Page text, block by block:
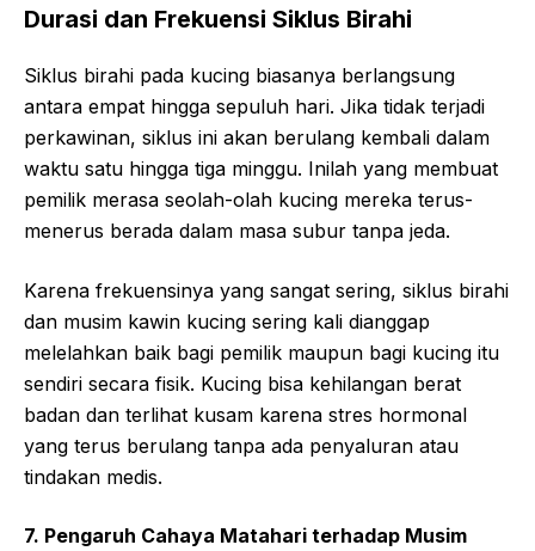
Durasi dan Frekuensi Siklus Birahi
Siklus birahi pada kucing biasanya berlangsung
antara empat hingga sepuluh hari. Jika tidak terjadi
perkawinan, siklus ini akan berulang kembali dalam
waktu satu hingga tiga minggu. Inilah yang membuat
pemilik merasa seolah-olah kucing mereka terus-
menerus berada dalam masa subur tanpa jeda.
Karena frekuensinya yang sangat sering, siklus birahi
dan musim kawin kucing sering kali dianggap
melelahkan baik bagi pemilik maupun bagi kucing itu
sendiri secara fisik. Kucing bisa kehilangan berat
badan dan terlihat kusam karena stres hormonal
yang terus berulang tanpa ada penyaluran atau
tindakan medis.
7. Pengaruh Cahaya Matahari terhadap Musim